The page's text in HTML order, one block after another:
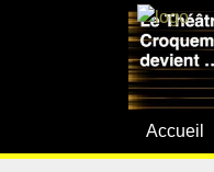
Accueil